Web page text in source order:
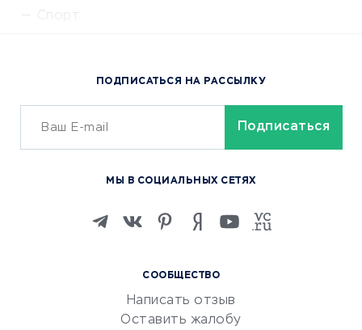
Спорт
Сервисы доставки
ОБУЧЕНИЕ И РАБОТА
Изучение иностранных
Маркетинг и продажи
Репетиторство
Красота и здоровье
СООБЩЕСТВО
Написать отзыв
Оставить жалобу
ПОДПИСАТЬСЯ НА РАССЫЛКУ
МЫ В СОЦИАЛЬНЫХ СЕТЯХ